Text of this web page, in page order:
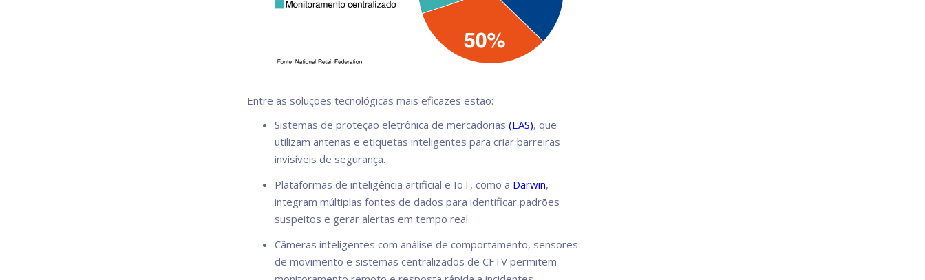
Entre as soluções tecnológicas mais eficazes estão:
Sistemas de proteção eletrônica de mercadorias (EAS), que
utilizam antenas e etiquetas inteligentes para criar barreiras
invisíveis de segurança.
Plataformas de inteligência artificial e IoT, como a Darwin,
integram múltiplas fontes de dados para identificar padrões
suspeitos e gerar alertas em tempo real.
Câmeras inteligentes com análise de comportamento, sensores
de movimento e sistemas centralizados de CFTV permitem